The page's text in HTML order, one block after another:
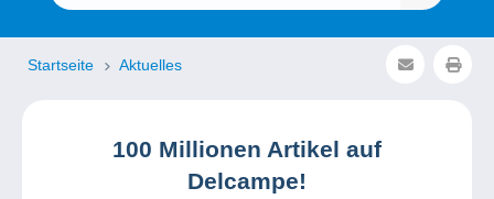
Startseite Aktuelles
100 Millionen Artikel auf
Delcampe!